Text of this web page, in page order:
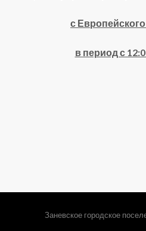
с
в период с
Заневское городское